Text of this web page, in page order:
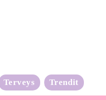
Terveys Trendit